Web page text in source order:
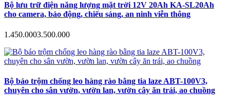
Bộ lưu trữ điện năng lượng mặt trời 12V 20Ah KA-SL20Ah
cho camera, báo động, chiếu sáng, an ninh viễn thông
1.450.0003.500.000
Bộ báo trộm chống leo hàng rào bằng tia laze ABT-100V3,
chuyên cho sân vườn, vườn lan, vườn cây ăn trái, ao chuồng